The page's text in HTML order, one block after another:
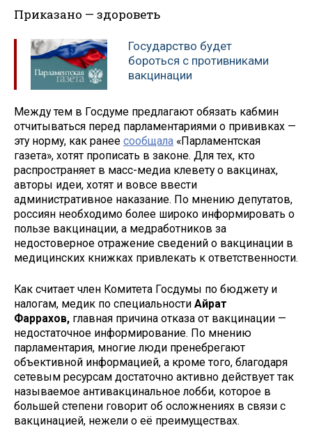
Приказано — здороветь
Государство будет
бороться с противниками
вакцинации
Между тем в Госдуме предлагают обязать кабмин
отчитываться перед парламентариями о прививках —
эту норму, как ранее сообщала «Парламентская
газета», хотят прописать в законе. Для тех, кто
распространяет в масс-медиа клевету о вакцинах,
авторы идеи, хотят и вовсе ввести
административное наказание. По мнению депутатов,
россиян необходимо более широко информировать о
пользе вакцинации, а медработников за
недостоверное отражение сведений о вакцинации в
медицинских книжках привлекать к ответственности.
Как считает член Комитета Госдумы по бюджету и
налогам, медик по специальности Айрат
Фаррахов, главная причина отказа от вакцинации —
недостаточное информирование. По мнению
парламентария, многие люди пренебрегают
объективной информацией, а кроме того, благодаря
сетевым ресурсам достаточно активно действует так
называемое антивакцинальное лобби, которое в
большей степени говорит об осложнениях в связи с
вакцинацией, нежели о её преимуществах.